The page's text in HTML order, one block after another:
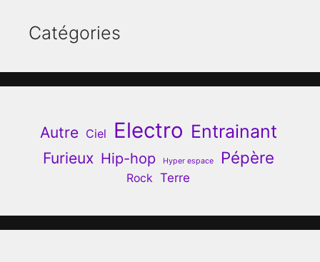
Catégories
Autre Ciel Electro Entrainant
Furieux Hip-hop Hyper espace Pépère
Rock Terre